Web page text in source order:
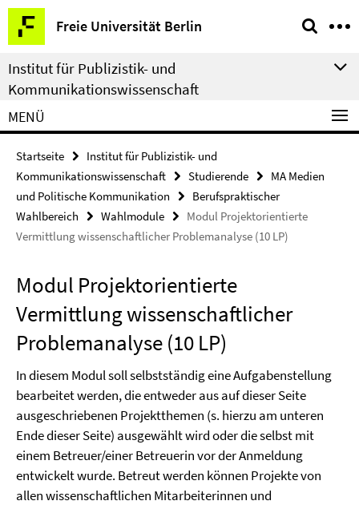
Springe
direkt
zu
Inhalt
Freie Universität Berlin
Service-
Navigation
Institut für Publizistik- und
Kommunikationswissenschaft
MENÜ
Startseite
Institut für Publizistik- und
Kommunikationswissenschaft
Studierende
MA Medien
und Politische Kommunikation
Berufspraktischer
Wahlbereich
Wahlmodule
Modul Projektorientierte
Vermittlung wissenschaftlicher Problemanalyse (10 LP)
Modul Projektorientierte
Vermittlung wissenschaftlicher
Problemanalyse (10 LP)
In diesem Modul soll selbstständig eine Aufgabenstellung
bearbeitet werden, die entweder aus auf dieser Seite
ausgeschriebenen Projektthemen (s. hierzu am unteren
Ende dieser Seite) ausgewählt wird oder die selbst mit
einem Betreuer/einer Betreuerin vor der Anmeldung
entwickelt wurde. Betreut werden können Projekte von
allen wissenschaftlichen Mitarbeiterinnen und